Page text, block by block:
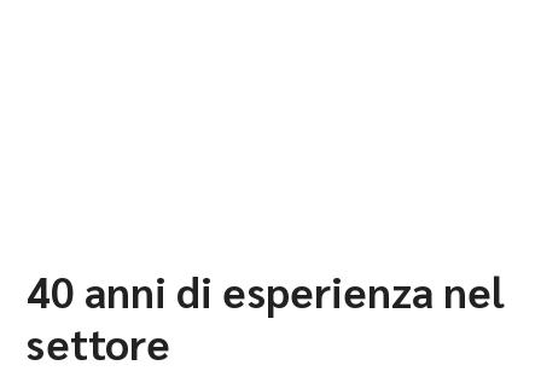
40 anni di esperienza nel
settore